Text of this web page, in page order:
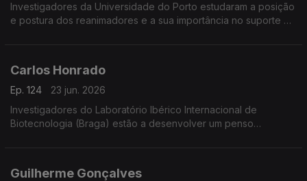
Investigadores da Universidade do Porto estudaram a posição
e postura dos reanimadores e a sua importância no suporte de
Carlos Honrado
Ep. 124
23 jun. 2026
Investigadores do Laboratório Ibérico Internacional de
Biotecnologia (Braga) estão a desenvolver um penso
Guilherme Gonçalves